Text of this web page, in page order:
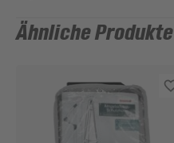
Ähnliche Produkte